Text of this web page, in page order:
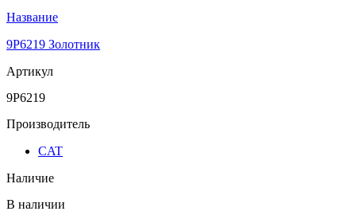
Название
9P6219 Золотник
Артикул
9P6219
Производитель
CAT
Наличие
В наличии